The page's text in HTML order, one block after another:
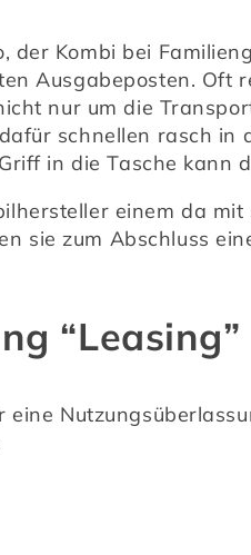
der Kombi bei
Ausgabeposten. Oft
nur um die
schnellen rasch
in die Tasche kann
einem da
sie zum Abschluss
“Leasing”
eine